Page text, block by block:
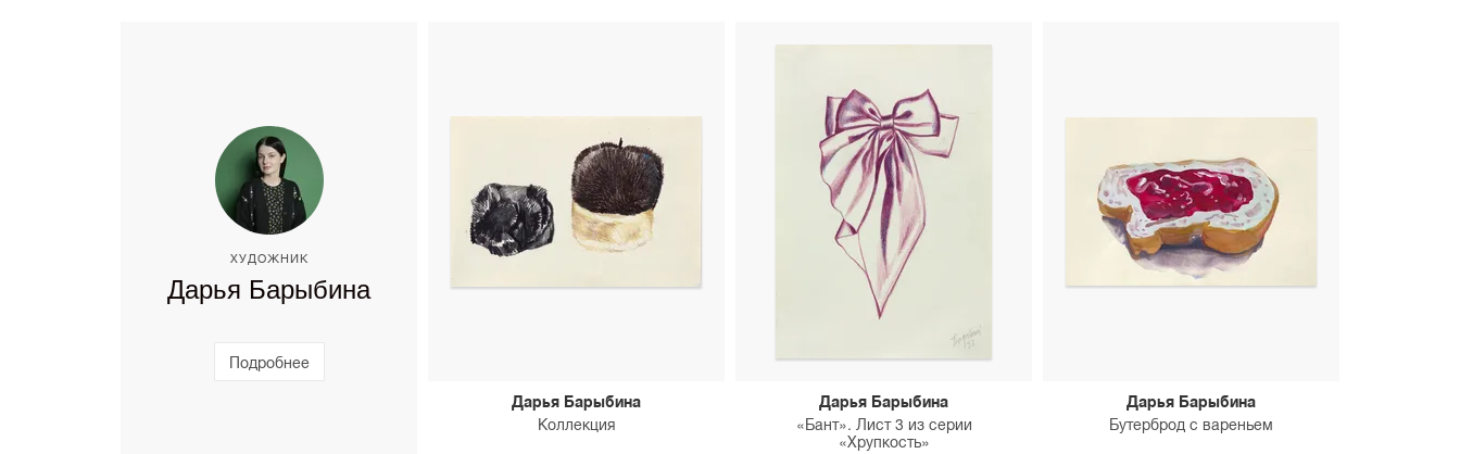
ХУДОЖНИК
Дарья Барыбина
Подробнее
Дарья Барыбина
Коллекция
Дарья Барыбина
«Бант». Лист 3 из серии
«Хрупкость»
Дарья Барыбина
Бутерброд с вареньем